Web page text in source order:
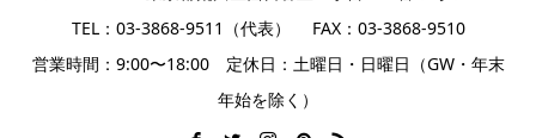
TEL：03-3868-9511（代表） FAX：03-3868-9510
営業時間：9:00〜18:00 定休日：土曜日・日曜日（GW・年末
年始を除く）